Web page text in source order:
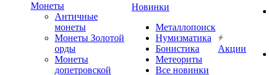
Монеты
Античные
монеты
Монеты Золотой
орды
Монеты
допетровской
Новинки
Металлопоиск
Нумизматика
Бонистика
Метеориты
Все новинки
Акции